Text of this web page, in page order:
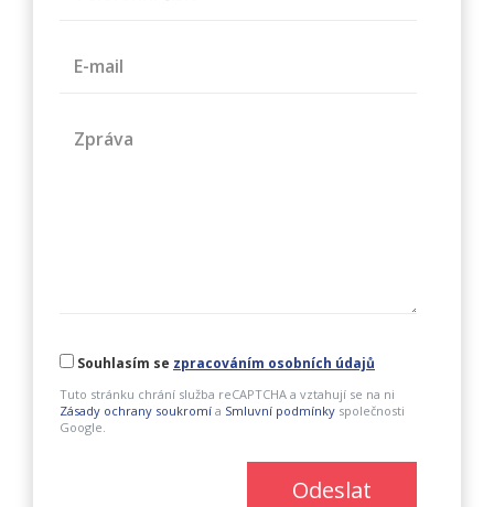
E-mail
Zpráva
Souhlasím se zpracováním osobních údajů
Tuto stránku chrání služba reCAPTCHA a vztahují se na ni
Zásady ochrany soukromí a Smluvní podmínky společnosti
Google.
Odeslat